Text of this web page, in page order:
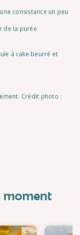
consistance un peu
de la purée
à cake beurré et
Crédit photo :
moment